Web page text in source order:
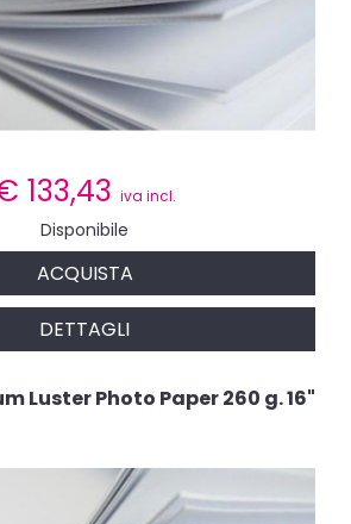
133,43 iva incl.
Disponibile
ACQUISTA
DETTAGLI
Luster Photo Paper 260 g. 16"